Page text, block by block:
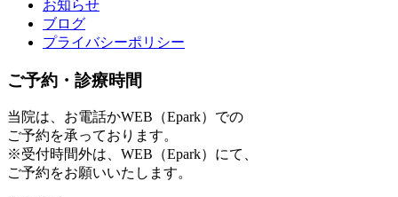
お知らせ​
ブログ​
プライバシーポリシー​
ご予約・診療時間
当院は、お電話かWEB（Epark）での
ご予約を承っております。
※受付時間外は、WEB（Epark）にて、
ご予約をお願いいたします。